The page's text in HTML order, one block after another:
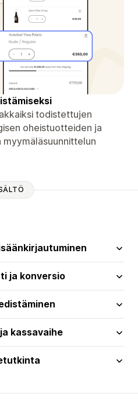
todistettujen
oheistuotteiden ja
ja konversio
kassavaihe